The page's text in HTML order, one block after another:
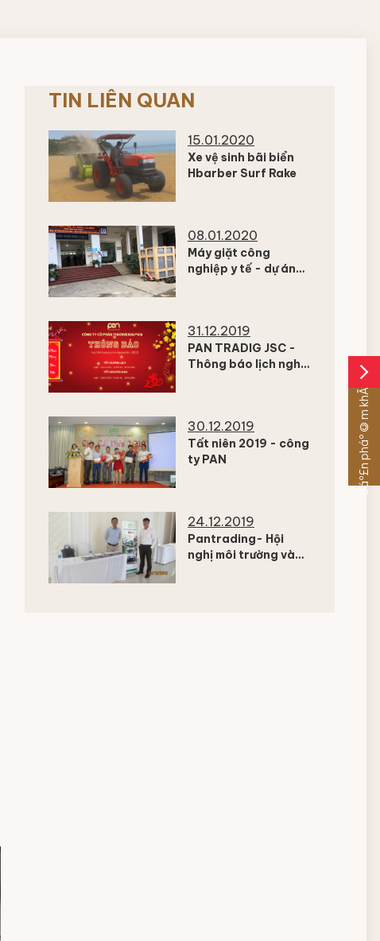
TIN LIÊN QUAN
15.01.2020
Xe vệ sinh bãi biển
Hbarber Surf Rake
08.01.2020
Máy giặt công
nghiệp y tế - dự án
31.12.2019
PAN TRADIG JSC -
Thông báo lịch nghỉ
30.12.2019
Tất niên 2019 - công
ty PAN
24.12.2019
Pantrading- Hội
nghị môi trường và
arrow_forward_ios
Sáº£n pháº©m khÃ¡c